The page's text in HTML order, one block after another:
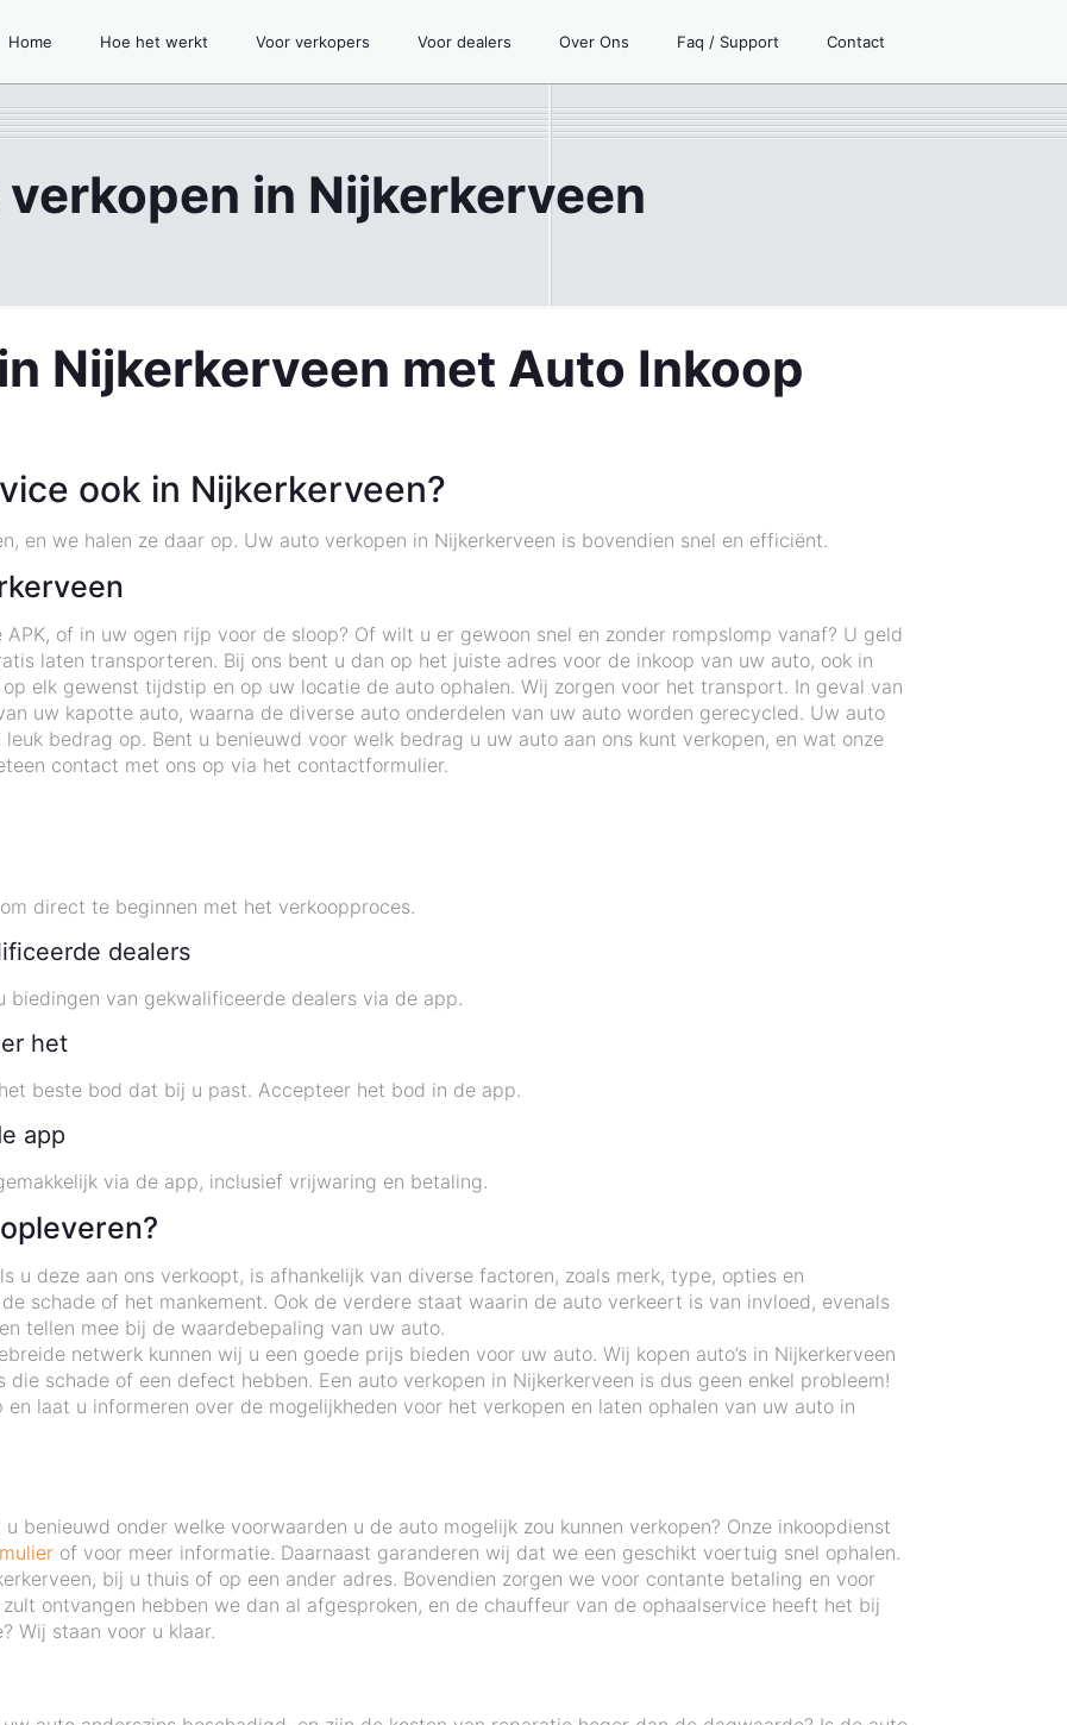
Home Hoe het werkt Voor verkopers Voor dealers Over Ons Faq / Support Contact
in Nijkerkerveen
Nijkerkerveen met Auto Inkoop
ook in Nijkerkerveen?
en we halen ze daar op. Uw auto verkopen in Nijkerkerveen is bovendien snel en efficiënt.
of in uw ogen rijp voor de sloop? Of wilt u er gewoon snel en zonder rompslomp vanaf? U geld
laten transporteren. Bij ons bent u dan op het juiste adres voor de inkoop van uw auto, ook in
elk gewenst tijdstip en op uw locatie de auto ophalen. Wij zorgen voor het transport. In geval van
uw kapotte auto, waarna de diverse auto onderdelen van uw auto worden gerecycled. Uw auto
bedrag op. Bent u benieuwd voor welk bedrag u uw auto aan ons kunt verkopen, en wat onze
contact met ons op via het contactformulier.
direct te beginnen met het verkoopproces.
dealers
van gekwalificeerde dealers via de app.
het
beste bod dat bij u past. Accepteer het bod in de app.
app
via de app, inclusief vrijwaring en betaling.
u deze aan ons verkoopt, is afhankelijk van diverse factoren, zoals merk, type, opties en
schade of het mankement. Ook de verdere staat waarin de auto verkeert is van invloed, evenals
tellen mee bij de waardebepaling van uw auto.
netwerk kunnen wij u een goede prijs bieden voor uw auto. Wij kopen auto’s in Nijkerkerveen
die schade of een defect hebben. Een auto verkopen in Nijkerkerveen is dus geen enkel probleem!
laat u informeren over de mogelijkheden voor het verkopen en laten ophalen van uw auto in
benieuwd onder welke voorwaarden u de auto mogelijk zou kunnen verkopen? Onze inkoopdienst
of voor meer informatie. Daarnaast garanderen wij dat we een geschikt voertuig snel ophalen.
bij u thuis of op een ander adres. Bovendien zorgen we voor contante betaling en voor
ontvangen hebben we dan al afgesproken, en de chauffeur van de ophaalservice heeft het bij
Wij staan voor u klaar.